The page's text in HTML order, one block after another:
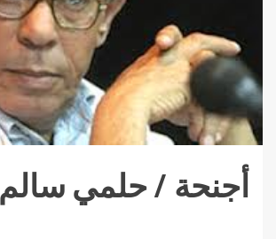
أجنحة / حلمي سالم